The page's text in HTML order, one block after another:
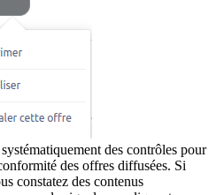
des contrôles pour
des offres diffusées. Si
constatez des contenus